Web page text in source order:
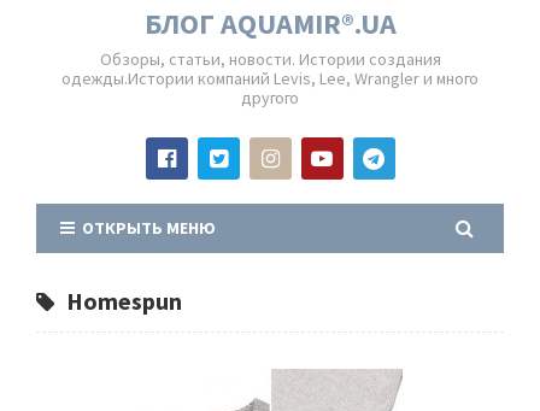
БЛОГ AQUAMIR®.UA
Обзоры, статьи, новости. Истории создания
одежды.Истории компаний Levis, Lee, Wrangler и много
другого
ОТКРЫТЬ МЕНЮ
Homespun